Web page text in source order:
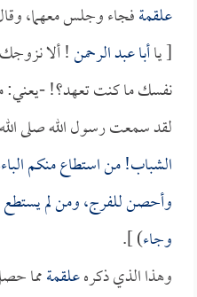
علقمةفجاء وجلس معهما،
[ ياأبا عبد الرحمن! ألا
نفسك ما كنت تعهد؟! -يعني:
لقد سمعت رسول الله صلى
الشباب! من استطاع منكم
وأحصن للفرج، ومن لم يستطع
وجاء) ].
وهذا الذي ذكرهعلقمةمما